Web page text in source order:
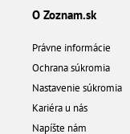
O Zoznam.sk
Právne informácie
Ochrana súkromia
Nastavenie súkromia
Kariéra u nás
Napíšte nám